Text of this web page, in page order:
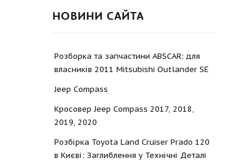
НОВИНИ САЙТА
Розборка та запчастини ABSCAR: для
власників 2011 Mitsubishi Outlander SE
Jeep Compass
Кросовер Jeep Compass 2017, 2018,
2019, 2020
Розбірка Toyota Land Cruiser Prado 120
в Києві: Заглиблення у Технічні Деталі